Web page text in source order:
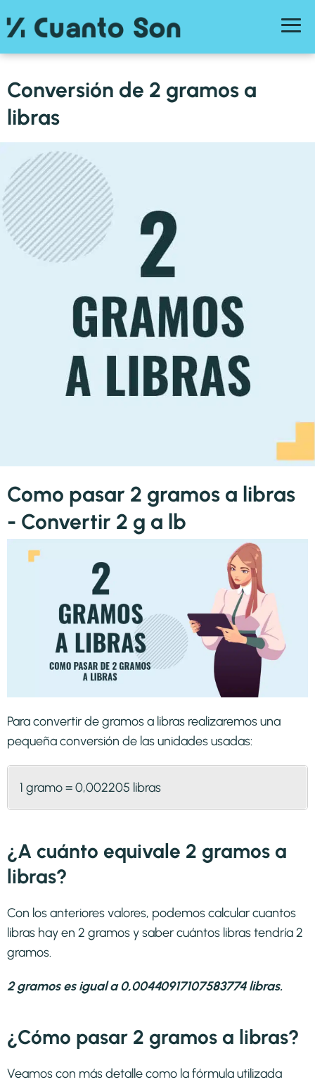
Conversión de 2 gramos a
libras
Como pasar 2 gramos a libras
- Convertir 2 g a lb
Para convertir de gramos a libras realizaremos una
pequeña conversión de las unidades usadas:
1 gramo = 0,002205 libras
¿A cuánto equivale 2 gramos a
libras?
Con los anteriores valores, podemos calcular cuantos
libras hay en 2 gramos y saber cuántos libras tendría 2
gramos.
2 gramos es igual a 0,00440917107583774 libras.
¿Cómo pasar 2 gramos a libras?
Veamos con más detalle como la fórmula utilizada